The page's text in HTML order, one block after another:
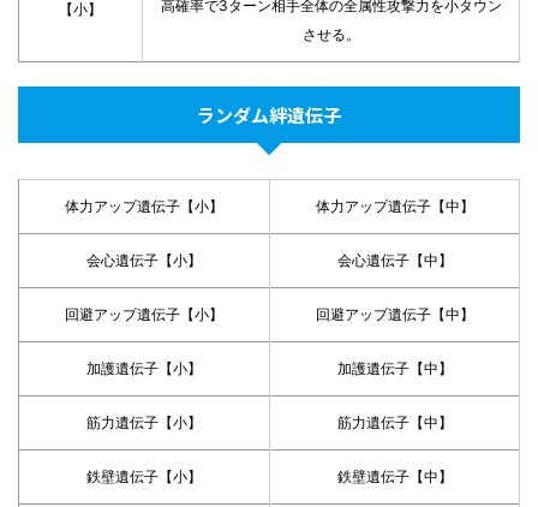
【小】
高確率で3ターン相手全体の全属性攻撃力を小タウン
させる。
ランダム絆遺伝子
体力アップ遺伝子【小】 体力アップ遺伝子【中】
会心遺伝子【小】 会心遺伝子【中】
回避アップ遺伝子【小】 回避アップ遺伝子【中】
加護遺伝子【小】 加護遺伝子【中】
筋力遺伝子【小】 筋力遺伝子【中】
鉄壁遺伝子【小】 鉄壁遺伝子【中】